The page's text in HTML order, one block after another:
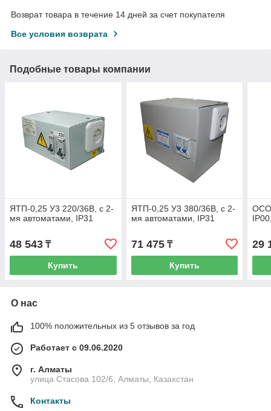
Возврат товара в течение 14 дней за счет покупателя
Все условия возврата
Подобные товары компании
ЯТП-0,25 У3 220/36В, с 2-
мя автоматами, IP31
48 543 ₸
Купить
ЯТП-0,25 У3 380/36В, с 2-
мя автоматами, IP31
71 475₸
Купить
29
О нас
100% положительных из 5 отзывов за год
Работает с 09.06.2020
г. Алматы
улица Стасова 102/6, Алматы, Казахстан
Контакты